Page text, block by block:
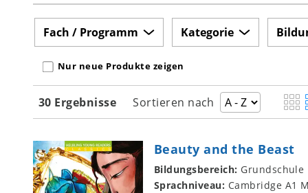
Nur neue Produkte zeigen
Fach / Programm Kategorie
30 Ergebnisse Sortieren nach
Beauty and the Beast
Bildungsbereich: Grundschule
Sprachniveau: Cambridge A1